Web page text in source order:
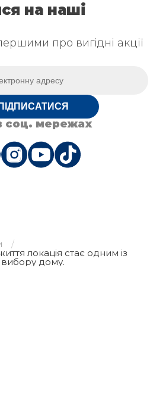
на наші
про вигідні акції
ПІДПИСАТИСЯ
соц. мережах
локація стає одним із
вибору дому.